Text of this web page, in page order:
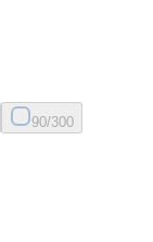
90/300